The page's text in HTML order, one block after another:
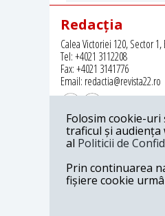
Redacția
Calea Victoriei 120, Sector
Tel: +4021 3112208
Fax: +4021 3141776
Email: redactia@revista22.ro
Revista 22 este
Folosim cookie-
traficul și audiența
al Politicii de
Prin continuarea
fișiere cookie